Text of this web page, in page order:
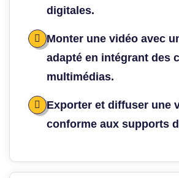
digitales.
Monter une vidéo avec
adapté en intégrant des
multimédias.
Exporter et diffuser une
conforme aux supports